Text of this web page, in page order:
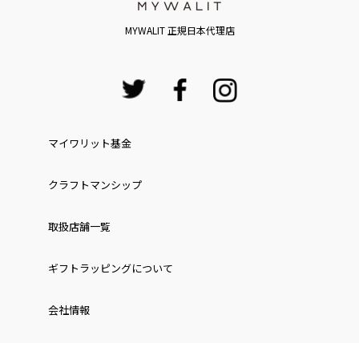
MYWALIT 正規日本代理店
マイワリット基金
クラフトマンシップ
取扱店舗一覧
ギフトラッピングについて
会社情報